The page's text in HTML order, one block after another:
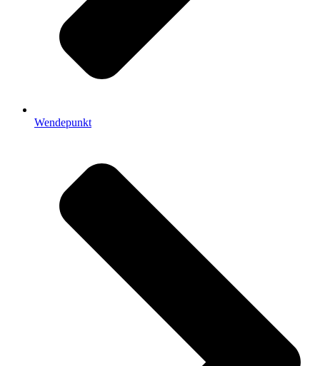
Wendepunkt